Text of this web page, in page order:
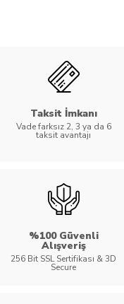
Taksit İmkanı
Vade farksız 2, 3 ya da 6
taksit avantajı
%100 Güvenli
Alışveriş
256 Bit SSL Sertifikası & 3D
Secure